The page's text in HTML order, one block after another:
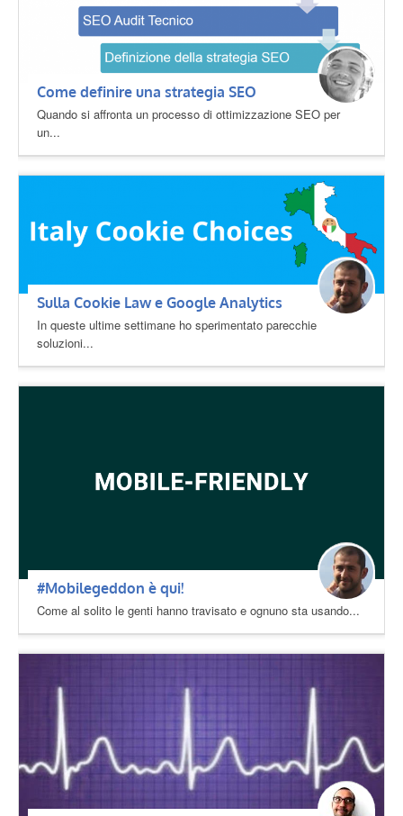
Come definire una strategia SEO
Quando si affronta un processo di ottimizzazione SEO per
un...
Sulla Cookie Law e Google Analytics
In queste ultime settimane ho sperimentato parecchie
soluzioni...
#Mobilegeddon è qui!
Come al solito le genti hanno travisato e ognuno sta usando...